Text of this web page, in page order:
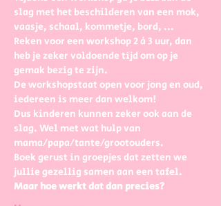
slag met het beschilderen van een mok,
vaasje, schaal, kommetje, bord, ...
Reken voor een workshop 2 à 3 uur, dan
heb je zeker voldoende tijd om op je
gemak bezig te zijn.
De workshopstaat open voor jong en oud,
iedereen is meer dan welkom!
Dus kinderen kunnen zeker ook aan de
slag. Wel met wat hulp van
mama/papa/tante/grootouders.
Boek gerust in groepjes dat zetten we
jullie gezellig samen aan een tafel.
Maar hoe werkt dat dan precies?